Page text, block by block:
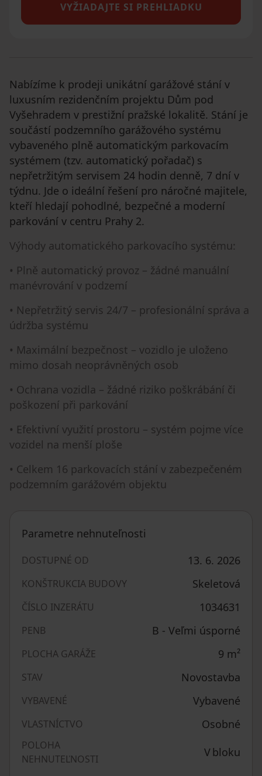
VYŽIADAJTE SI PREHLIADKU
Nabízíme k prodeji unikátní garážové stání v
luxusním rezidenčním projektu Dům pod
Vyšehradem v prestižní pražské lokalitě. Stání je
součástí podzemního garážového systému
vybaveného plně automatickým parkovacím
systémem (tzv. automatický pořadač) s
nepřetržitým servisem 24 hodin denně, 7 dní v
týdnu. Jde o ideální řešení pro náročné majitele,
kteří hledají pohodlné, bezpečné a moderní
parkování v centru Prahy 2.
Výhody automatického parkovacího systému:
• Plně automatický provoz – žádné manuální
manévrování v podzemí
• Nepřetržitý servis 24/7 – profesionální správa a
údržba systému
• Maximální bezpečnost – vozidlo je uloženo
mimo dosah neoprávněných osob
• Ochrana vozidla – žádné riziko poškrábání či
poškození při parkování
• Efektivní využití prostoru – systém pojme více
vozidel na menší ploše
• Celkem 16 parkovacích stání v zabezpečeném
podzemním garážovém objektu
Parametre nehnuteľnosti
DOSTUPNÉ OD 13. 6. 2026
KONŠTRUKCIA BUDOVY Skeletová
ČÍSLO INZERÁTU 1034631
PENB B - Veľmi úsporné
PLOCHA GARÁŽE 9 m²
STAV Novostavba
VYBAVENÉ Vybavené
VLASTNÍCTVO Osobné
POLOHA
NEHNUTEĽNOSTI
V bloku